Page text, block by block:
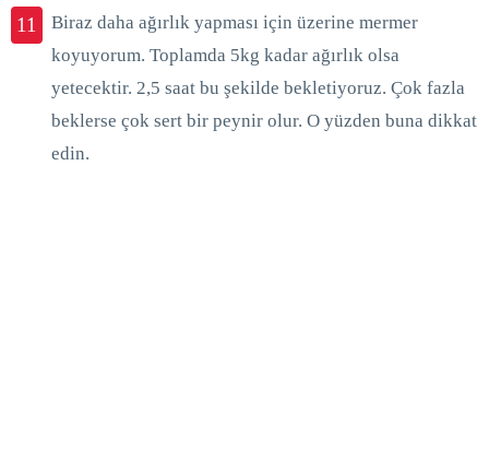
11
Biraz daha ağırlık yapması için üzerine mermer
koyuyorum. Toplamda 5kg kadar ağırlık olsa
yetecektir. 2,5 saat bu şekilde bekletiyoruz. Çok fazla
beklerse çok sert bir peynir olur. O yüzden buna dikkat
edin.